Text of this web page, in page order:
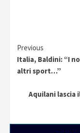
Continue
Reading
Previous
Italia, Baldini: “I
altri sport…”
Aquilani lascia